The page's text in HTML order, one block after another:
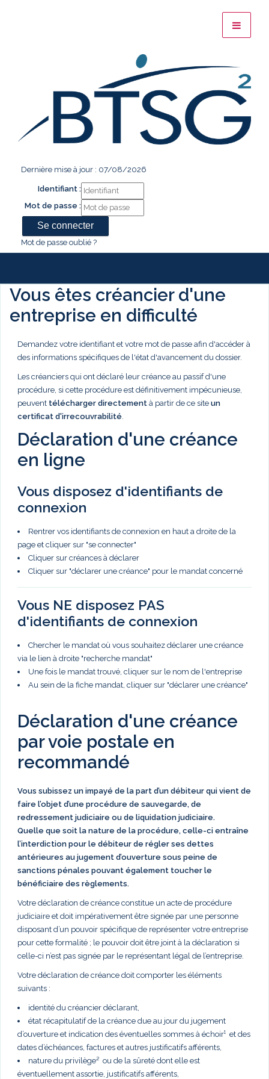
Dernière mise à jour : 07/08/2026
Identifiant :
Mot de passe :
Mot de passe oublié ?
Vous êtes créancier d'une
entreprise en difficulté
Demandez votre identifiant et votre mot de passe afin d'accéder à
des informations spécifiques de l'état d'avancement du dossier.
Les créanciers qui ont déclaré leur créance au passif d'une
procédure, si cette procédure est définitivement impécunieuse,
peuvent télécharger directement à partir de ce site un
certificat d'irrecouvrabilité.
Déclaration d'une créance
en ligne
Vous disposez d'identifiants de
connexion
Rentrer vos identifiants de connexion en haut a droite de la
page et cliquer sur "se connecter"
Cliquer sur créances à déclarer
Cliquer sur "déclarer une créance" pour le mandat concerné
Vous NE disposez PAS
d'identifiants de connexion
Chercher le mandat où vous souhaitez déclarer une créance
via le lien à droite "recherche mandat"
Une fois le mandat trouvé, cliquer sur le nom de l'entreprise
Au sein de la fiche mandat, cliquer sur "déclarer une créance"
Déclaration d'une créance
par voie postale en
recommandé
Vous subissez un impayé de la part d’un débiteur qui vient de
faire l’objet d’une procédure de sauvegarde, de
redressement judiciaire ou de liquidation judiciaire.
Quelle que soit la nature de la procédure, celle-ci entraîne
l’interdiction pour le débiteur de régler ses dettes
antérieures au jugement d’ouverture sous peine de
sanctions pénales pouvant également toucher le
bénéficiaire des règlements.
Votre déclaration de créance constitue un acte de procédure
judiciaire et doit impérativement être signée par une personne
disposant d’un pouvoir spécifique de représenter votre entreprise
pour cette formalité ; le pouvoir doit être joint à la déclaration si
celle-ci n’est pas signée par le représentant légal de l’entreprise.
Votre déclaration de créance doit comporter les éléments
suivants :
identité du créancier déclarant,
état récapitulatif de la créance due au jour du jugement
d’ouverture et indication des éventuelles sommes à échoir¹ et des
dates d’échéances, factures et autres justificatifs afférents,
nature du privilège² ou de la sûreté dont elle est
éventuellement assortie, justificatifs afférents,